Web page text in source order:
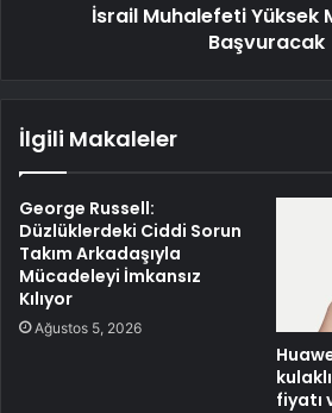
İsrail Muhalefeti Yüksek
Başvuracak
İlgili Makaleler
George Russell:
Düzlüklerdeki Ciddi Sorun
Takım Arkadaşıyla
Mücadeleyi İmkansız
Kılıyor
Ağustos 5, 2026
fiyatı